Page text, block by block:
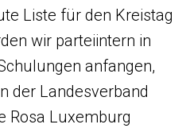
Liste für den Kreistag
wir parteiintern in
anfangen,
der Landesverband
Rosa Luxemburg